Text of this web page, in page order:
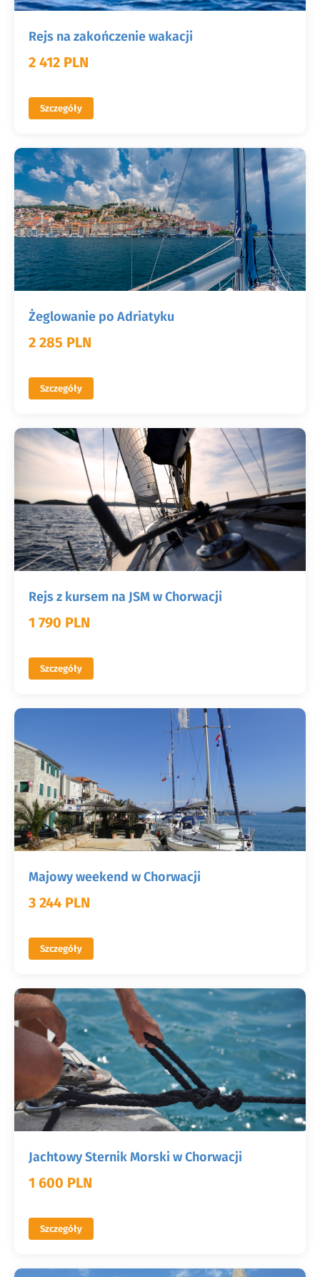
Rejs na zakończenie wakacji
2 412 PLN
Szczegóły
Żeglowanie po Adriatyku
2 285 PLN
Szczegóły
Rejs z kursem na JSM w Chorwacji
1 790 PLN
Szczegóły
Majowy weekend w Chorwacji
3 244 PLN
Szczegóły
Jachtowy Sternik Morski w Chorwacji
1 600 PLN
Szczegóły